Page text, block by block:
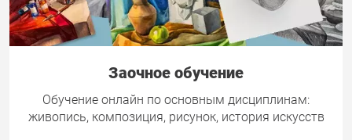
Заочное обучение
Обучение онлайн по основным дисциплинам:
живопись, композиция, рисунок, история искусств